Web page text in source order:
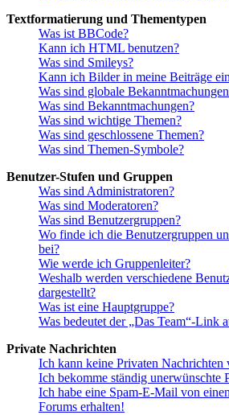
Textformatierung und Thementypen
Was ist BBCode?
Kann ich HTML benutzen?
Was sind Smileys?
Kann ich Bilder in meine Beiträge
Was sind globale
Was sind Bekanntmachungen?
Was sind wichtige Themen?
Was sind geschlossene Themen?
Was sind Themen-Symbole?
Benutzer-Stufen und Gruppen
Was sind Administratoren?
Was sind Moderatoren?
Was sind Benutzergruppen?
Wo finde ich die Benutzergruppen
bei?
Wie werde ich Gruppenleiter?
Weshalb werden verschiedene
dargestellt?
Was ist eine Hauptgruppe?
Was bedeutet der „Das Team“-Link
Private Nachrichten
Ich kann keine Privaten Nachrichten
Ich bekomme ständig unerwünschte
Ich habe eine Spam-E-Mail von
Forums erhalten!